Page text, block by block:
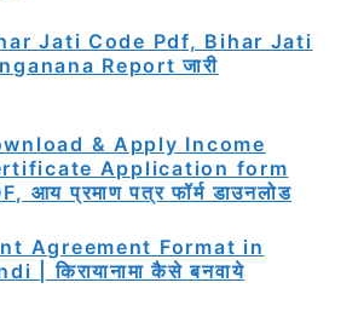
Jati Code Pdf, Bihar Jati
Report जारी
& Apply Income
Application form
आय प्रमाण पत्र फॉर्म डाउनलोड
Agreement Format in
| किरायानामा कैसे बनवाये